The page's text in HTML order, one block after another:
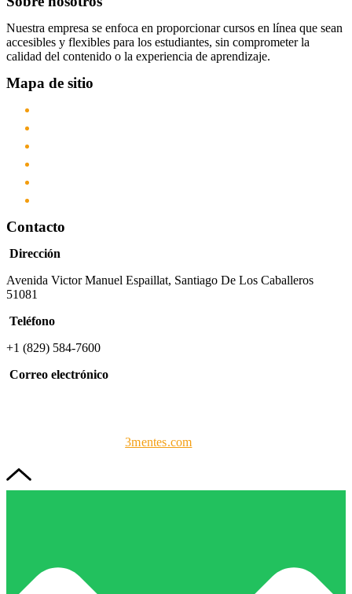
Nuestra empresa se enfoca en proporcionar cursos en línea que sean
accesibles y flexibles para los estudiantes, sin comprometer la
calidad del contenido o la experiencia de aprendizaje.
Mapa de sitio
Contacto
Dirección
Avenida Victor Manuel Espaillat, Santiago De Los Caballeros
51081
Teléfono
+1 (829) 584-7600
Correo electrónico
programación web por3mentes.com